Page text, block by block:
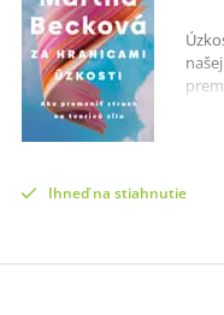
o
Ihneď na stiahnutie